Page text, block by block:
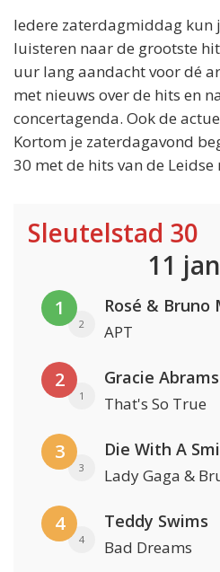
Iedere zaterdagmiddag kun
luisteren naar de grootste
uur lang aandacht voor dé
met nieuws over de hits en
concertagenda. Ook de
Kortom je zaterdagavond
30 met de hits van de Leidse
Sleutelstad 30
11
1
2
Rosé & Bruno
APT
2
1
Gracie Abrams
That's So True
3
3
Die With A
Lady Gaga &
4
4
Teddy Swims
Bad Dreams